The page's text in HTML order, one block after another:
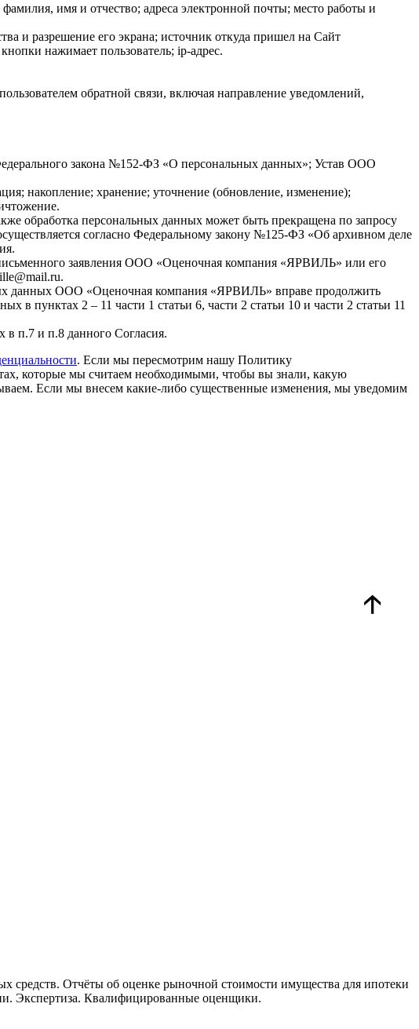
имя и отчество; адреса электронной почты; место работы и
и разрешение его экрана; источник откуда пришел на Сайт
нажимает пользователь; ip-адрес.
обратной связи, включая направление уведомлений,
закона №152-ФЗ «О персональных данных»; Устав ООО
накопление; хранение; уточнение (обновление, изменение);
обработка персональных данных может быть прекращена по запросу
согласно Федеральному закону №125-ФЗ «Об архивном деле
заявления ООО «Оценочная компания «ЯРВИЛЬ» или его
данных ООО «Оценочная компания «ЯРВИЛЬ» вправе продолжить
в пунктах 2 – 11 части 1 статьи 6, части 2 статьи 10 и части 2 статьи 11
в п.7 и п.8 данного Согласия.
. Если мы пересмотрим нашу Политику
которые мы считаем необходимыми, чтобы вы знали, какую
Если мы внесем какие-либо существенные изменения, мы уведомим
🡡
Отчёты об оценке рыночной стоимости имущества для ипотеки
Экспертиза. Квалифицированные оценщики.